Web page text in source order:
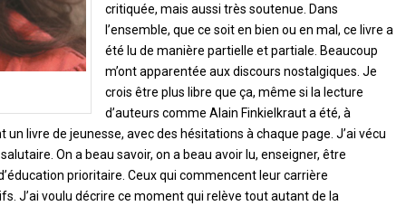
critiquée, mais aussi très soutenue. Dans
l’ensemble, que ce soit en bien ou en mal, ce livre a
été lu de manière partielle et partiale. Beaucoup
m’ont apparentée aux discours nostalgiques. Je
crois être plus libre que ça, même si la lecture
d’auteurs comme Alain Finkielkraut a été, à
livre de jeunesse, avec des hésitations à chaque page. J’ai vécu
On a beau savoir, on a beau avoir lu, enseigner, être
prioritaire. Ceux qui commencent leur carrière
J’ai voulu décrire ce moment qui relève tout autant de la